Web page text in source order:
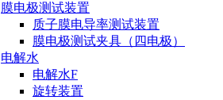
膜电极测试装置
质子膜电导率测试装置
膜电极测试夹具（四电极）
电解水
电解水F
旋转装置